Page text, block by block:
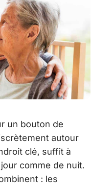
un bouton de
autour
clé, suffit à
comme de nuit.
: les